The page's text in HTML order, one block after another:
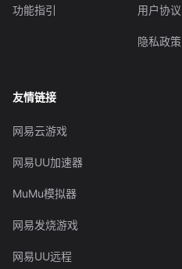
功能指引 用户协议
隐私政策
友情链接
网易云游戏
网易UU加速器
MuMu模拟器
网易发烧游戏
网易UU远程